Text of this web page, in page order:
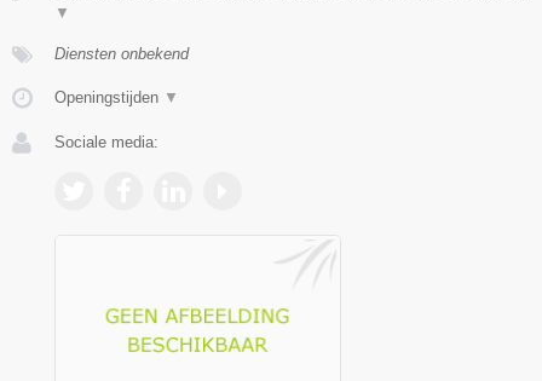
▼
Diensten onbekend
Openingstijden ▼
Sociale media: